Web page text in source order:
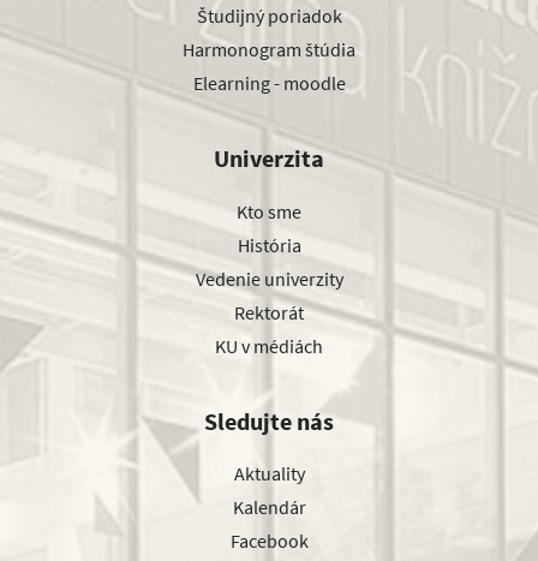
Študijný poriadok
Harmonogram štúdia
Elearning - moodle
Univerzita
Kto sme
História
Vedenie univerzity
Rektorát
KU v médiách
Sledujte nás
Aktuality
Kalendár
Facebook